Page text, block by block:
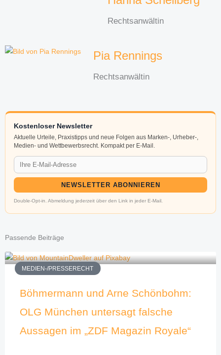
Rechtsanwältin
Pia Rennings
Rechtsanwältin
Kostenloser Newsletter
Aktuelle Urteile, Praxistipps und neue Folgen aus Marken-, Urheber-,
Medien- und Wettbewerbsrecht. Kompakt per E-Mail.
NEWSLETTER ABONNIEREN
Double-Opt-in. Abmeldung jederzeit über den Link in jeder E-Mail.
Passende Beiträge
MEDIEN-/PRESSERECHT
Böhmermann und Arne Schönbohm:
OLG München untersagt falsche
Aussagen im „ZDF Magazin Royale“